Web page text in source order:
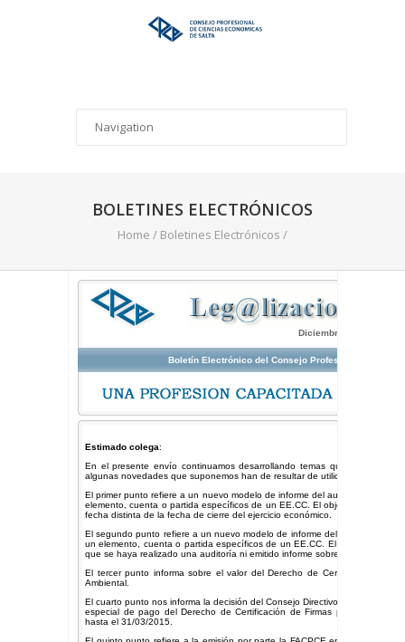
BOLETINES ELECTRÓNICOS
Home / Boletines Electrónicos /